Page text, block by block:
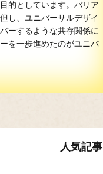
的としています。バリア
し、ユニバーサルデザイ
ーするような共存関係に
を一歩進めたのがユニバ
人気記事